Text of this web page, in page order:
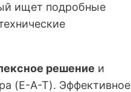
ищет подробные
решение и
(E-A-T). Эффективное